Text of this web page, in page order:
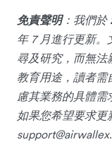
免責聲明：我們於
年 7 月進行更新
尋及研究，而無法
教育用途，讀者需
慮其業務的具體需
如果您希望要求更